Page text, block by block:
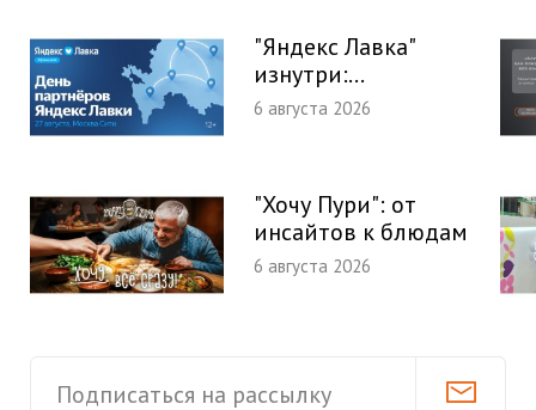
"Яндекс Лавка"
изнутри:...
6 августа 2026
"Хочу Пури": от
инсайтов к блюдам
6 августа 2026